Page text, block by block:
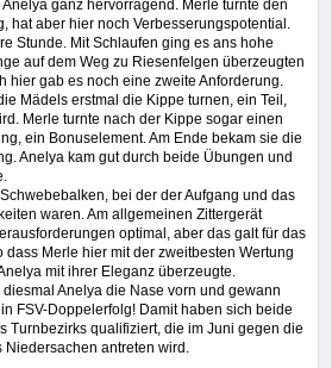
ganz hervorragend. Merle turnte den
hat aber hier noch Verbesserungspotential.
Stunde. Mit Schlaufen ging es ans hohe
auf dem Weg zu Riesenfelgen überzeugten
hier gab es noch eine zweite Anforderung.
Mädels erstmal die Kippe turnen, ein Teil,
Merle turnte nach der Kippe sogar einen
ein Bonuselement. Am Ende bekam sie die
Anelya kam gut durch beide Übungen und
bei der der Aufgang und das
waren. Am allgemeinen Zittergerät
optimal, aber das galt für das
dass Merle hier mit der zweitbesten Wertung
mit ihrer Eleganz überzeugte.
Anelya die Nase vorn und gewann
FSV-Doppelerfolg! Damit haben sich beide
Turnbezirks qualifiziert, die im Juni gegen die
antreten wird.